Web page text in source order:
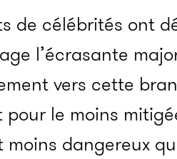
de célébrités ont
l’écrasante
vers cette
le moins
moins dangereux